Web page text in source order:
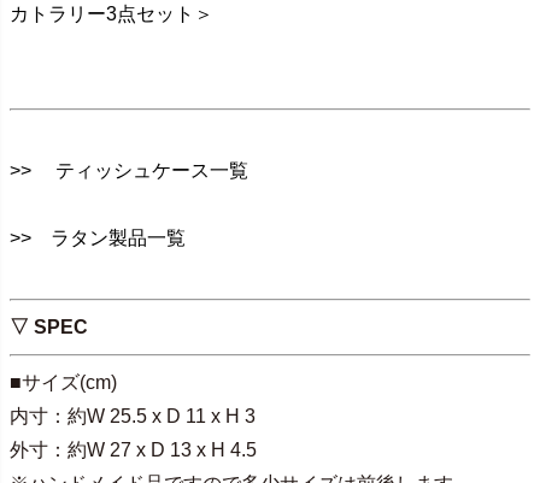
カトラリー3点セット＞
>> ティッシュケース一覧
>> ラタン製品一覧
▽ SPEC
■サイズ(cm)
内寸：約W 25.5 x D 11 x H 3
外寸：約W 27 x D 13 x H 4.5